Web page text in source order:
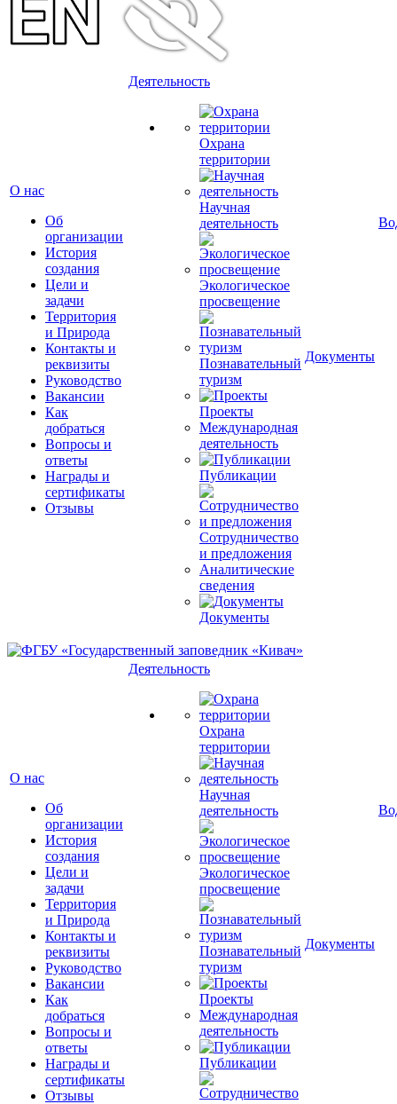
О нас
Об
организации
История
создания
Цели и
задачи
Территория
и Природа
Контакты и
реквизиты
Руководство
Вакансии
Как
добраться
Вопросы и
ответы
Награды и
сертификаты
Отзывы
Деятельность
Охрана
территории
Научная
деятельность
Экологическое
просвещение
Познавательный
туризм
Проекты
Международная
деятельность
Публикации
Сотрудничество
и предложения
Аналитические
сведения
Документы
Документы
О нас
Об
организации
История
создания
Цели и
задачи
Территория
и Природа
Контакты и
реквизиты
Руководство
Вакансии
Как
добраться
Вопросы и
ответы
Награды и
сертификаты
Отзывы
Деятельность
Охрана
территории
Научная
деятельность
Экологическое
просвещение
Познавательный
туризм
Проекты
Международная
деятельность
Публикации
Документы